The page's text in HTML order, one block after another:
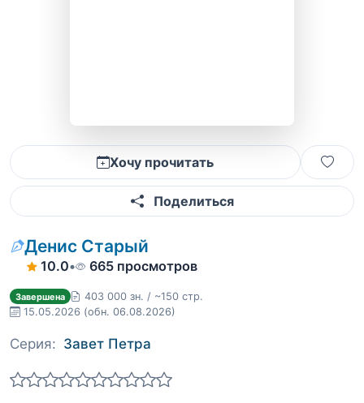
Хочу прочитать
Поделиться
Денис Старый
10.0• 665 просмотров
Завершена
403 000 зн. / ~150 стр.
15.05.2026 (обн. 06.08.2026)
Серия: Завет Петра